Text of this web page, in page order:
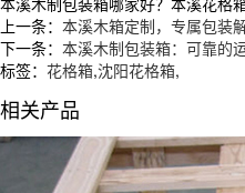
上一条： 本溪木箱定制，专属包装
下一条： 本溪木制包装箱：可靠的
标签： 花格箱,沈阳花格箱,
相关产品